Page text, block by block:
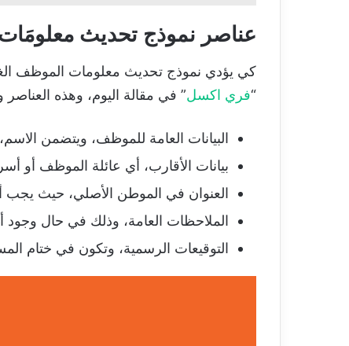
عناصر نموذج تحديث
كي يؤدي نموذج تحديث معلومات الموظف
“فري اكسل” في مقالة اليوم، وهذه
البيانات العامة للموظف، ويتضمن
بيانات الأقارب، أي عائلة الموظف أو
العنوان في الموطن الأصلي، حيث يجب
الملاحظات العامة، وذلك في حال
التوقيعات الرسمية، وتكون في ختام